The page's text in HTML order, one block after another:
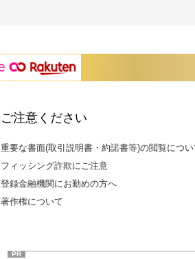
ご注意ください
重要な書面(取引説明書・約諾書等)の閲覧につ
フィッシング詐欺にご注意
登録金融機関にお勤めの方へ
著作権について
PR